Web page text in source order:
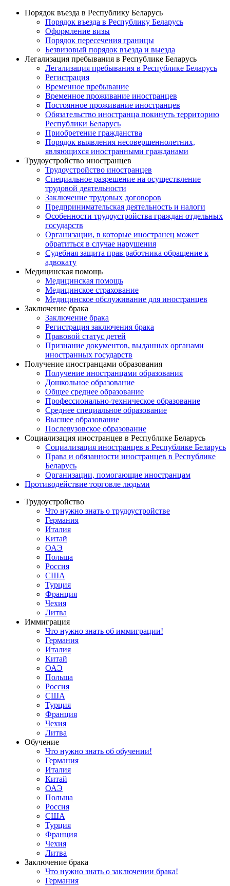
Порядок въезда в Республику Беларусь
Порядок въезда в Республику Беларусь
Оформление визы
Порядок пересечения границы
Безвизовый порядок въезда и выезда
Легализация пребывания в Республике Беларусь
Легализация пребывания в Республике Беларусь
Регистрация
Временное пребывание
Временное проживание иностранцев
Постоянное проживание иностранцев
Обязательство иностранца покинуть территорию
Республики Беларусь
Приобретение гражданства
Порядок выявления несовершеннолетних,
являющихся иностранными гражданами
Трудоустройство иностранцев
Трудоустройство иностранцев
Специальное разрешение на осуществление
трудовой деятельности
Заключение трудовых договоров
Предпринимательская деятельность и налоги
Особенности трудоустройства граждан отдельных
государств
Организации, в которые иностранец может
обратиться в случае нарушения
Судебная защита прав работника обращение к
адвокату
Медицинская помощь
Медицинская помощь
Медицинское страхование
Медицинское обслуживание для иностранцев
Заключение брака
Заключение брака
Регистрация заключения брака
Правовой статус детей
Признание документов, выданных органами
иностранных государств
Получение иностранцами образования
Получение иностранцами образования
Дошкольное образование
Общее среднее образование
Профессионально-техническое образование
Среднее специальное образование
Высшее образование
Послевузовское образование
Социализация иностранцев в Республике Беларусь
Социализация иностранцев в Республике Беларусь
Права и обязанности иностранцев в Республике
Беларусь
Oрганизации, помогающие иностранцам
Противодействие торговле людьми
Трудоустройство
Что нужно знать о трудоустройстве
Германия
Италия
Китай
ОАЭ
Польша
Россия
США
Турция
Франция
Чехия
Литва
Иммиграция
Что нужно знать об иммиграции!
Германия
Италия
Китай
ОАЭ
Польша
Россия
США
Турция
Франция
Чехия
Литва
Обучение
Что нужно знать об обучении!
Германия
Италия
Китай
ОАЭ
Польша
Россия
США
Турция
Франция
Чехия
Литва
Заключение брака
Что нужно знать о заключении брака!
Германия